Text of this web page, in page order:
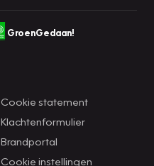
GroenGedaan!
Cookie statement
Klachtenformulier
Brandportal
Cookie instellingen